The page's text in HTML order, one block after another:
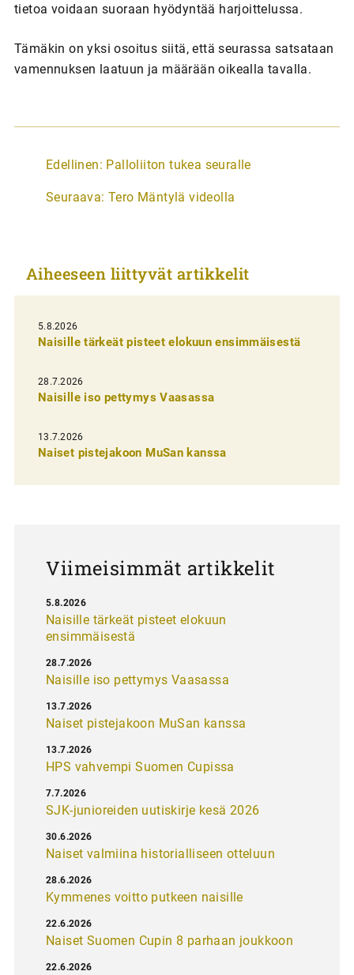
tietoa voidaan suoraan hyödyntää harjoittelussa.
Tämäkin on yksi osoitus siitä, että seurassa satsataan
vamennuksen laatuun ja määrään oikealla tavalla.
A
t
k
e
l
i
e
n
e
Edellinen: Palloliiton tukea seuralle
Seuraava: Tero Mäntylä videolla
Aiheeseen liittyvät artikkelit
5.8.2026
Naisille tärkeät pisteet elokuun ensimmäisestä
28.7.2026
Naisille iso pettymys Vaasassa
13.7.2026
Naiset pistejakoon MuSan kanssa
Viimeisimmät artikkelit
Naisille tärkeät pisteet elokuun
ensimmäisestä
5.8.2026
Naisille iso pettymys Vaasassa
28.7.2026
Naiset pistejakoon MuSan kanssa
13.7.2026
HPS vahvempi Suomen Cupissa
13.7.2026
SJK-junioreiden uutiskirje kesä 2026
7.7.2026
Naiset valmiina historialliseen otteluun
30.6.2026
Kymmenes voitto putkeen naisille
28.6.2026
Naiset Suomen Cupin 8 parhaan joukkoon
22.6.2026
22.6.2026